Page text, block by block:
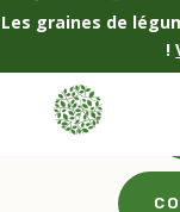
Les graines de
!